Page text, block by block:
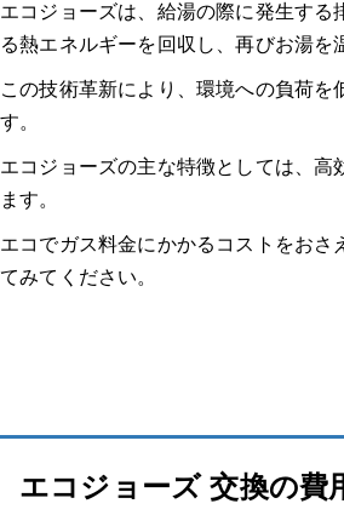
給湯パンダの口コミ
給湯器駆けつけ隊 ミズテック
「給湯器駆けつけ隊 ミズテック」の4つ
「きゅっと」の3つの特徴
エコジョーズは、給湯の際に発生す
る熱エネルギーを回収し、再びお湯
この技術革新により、環境への負荷
す。
エコジョーズの主な特徴としては、
ます。
エコでガス料金にかかるコストをお
てみてください。
エコジョーズ 交換の費